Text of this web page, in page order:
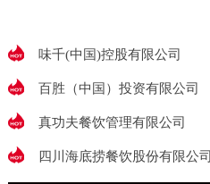
味千(中国)控股有限公司
百胜（中国）投资有限公司
真功夫餐饮管理有限公司
四川海底捞餐饮股份有限公司